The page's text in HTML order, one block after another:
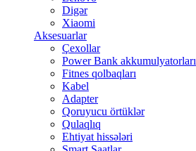
Digər
Xiaomi
Aksesuarlar
Çexollar
Power Bank akkumulyatorları
Fitnes qolbaqları
Kabel
Adapter
Qoruyucu örtüklər
Qulaqlıq
Ehtiyat hissələri